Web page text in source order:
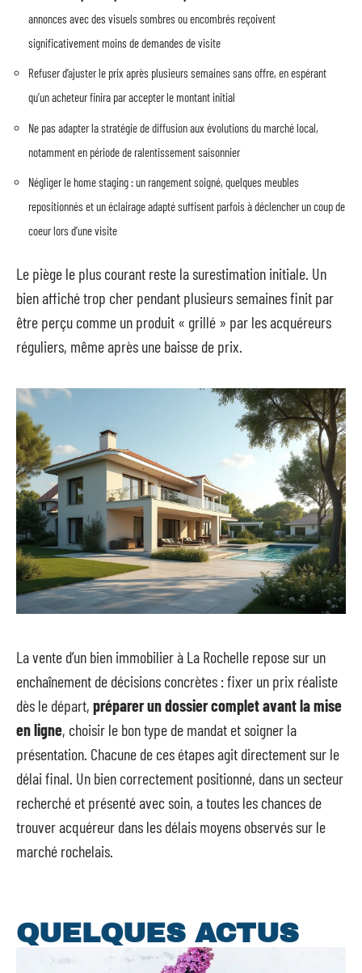
annonces avec des visuels sombres ou encombrés reçoivent
significativement moins de demandes de visite
Refuser d’ajuster le prix après plusieurs semaines sans offre, en espérant
qu’un acheteur finira par accepter le montant initial
Ne pas adapter la stratégie de diffusion aux évolutions du marché local,
notamment en période de ralentissement saisonnier
Négliger le home staging : un rangement soigné, quelques meubles
repositionnés et un éclairage adapté suffisent parfois à déclencher un coup de
coeur lors d’une visite
Le piège le plus courant reste la surestimation initiale. Un
bien affiché trop cher pendant plusieurs semaines finit par
être perçu comme un produit « grillé » par les acquéreurs
réguliers, même après une baisse de prix.
La vente d’un bien immobilier à La Rochelle repose sur un
enchaînement de décisions concrètes : fixer un prix réaliste
dès le départ, préparer un dossier complet avant la mise
en ligne, choisir le bon type de mandat et soigner la
présentation. Chacune de ces étapes agit directement sur le
délai final. Un bien correctement positionné, dans un secteur
recherché et présenté avec soin, a toutes les chances de
trouver acquéreur dans les délais moyens observés sur le
marché rochelais.
QUELQUES ACTUS